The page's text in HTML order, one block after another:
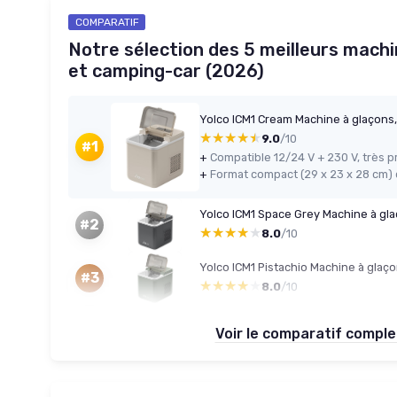
COMPARATIF
Notre sélection des 5 meilleurs
et camping-car (2026)
#1 ★★★★★
★★★★★ 9.0/10
+
+
#2 ★★★★★
★★★★★ 8.0/10
#3 ★★★★★
★★★★★ 8.0/10
Voir le comparatif